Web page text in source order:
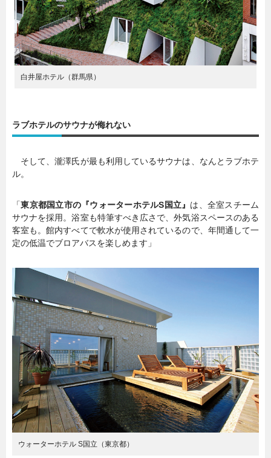
白井屋ホテル（群馬県）
ラブホテルのサウナが侮れない
そして、瀧澤氏が最も利用しているサウナは、なんとラブホテ
ル。
「東京都国立市の『ウォーターホテルS国立』 は、全室スチーム
サウナを採用。浴室も特筆すべき広さで、外気浴スペースのある
客室も。館内すべてで軟水が使用されているので、年間通して一
定の低温でブロアバスを楽しめます」
ウォーターホテル S国立（東京都）